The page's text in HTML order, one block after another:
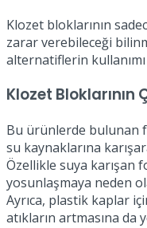
Klozet bloklarının
zarar verebileceği
alternatiflerin
Klozet Bloklarının
Bu ürünlerde bulunan
su kaynaklarına
Özellikle suya karışan
yosunlaşmaya neden
Ayrıca, plastik kaplar
atıkların artmasına da